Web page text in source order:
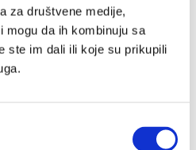
za društvene medije,
mogu da ih kombinuju sa
ste im dali ili koje su prikupili